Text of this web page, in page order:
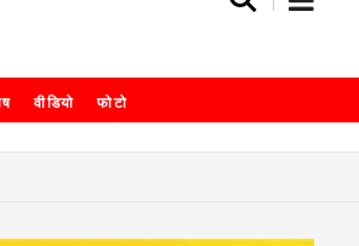
वीडियो फोटो